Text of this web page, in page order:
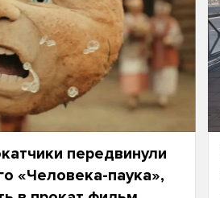
передвинули
«Человека-паука»,